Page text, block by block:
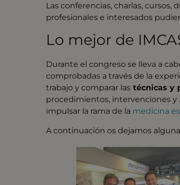
Las conferencias, charlas,
profesionales e interesados
Lo mejor de
Durante el congreso se lleva a
comprobadas a través de la
trabajo y comparar las técnicas y
procedimientos, intervenciones
impulsar la rama de la medicina
A continuación os dejamos